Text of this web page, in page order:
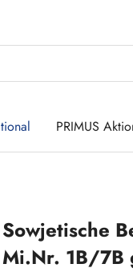
PRIMUS
Sowjetische
Mi.Nr. 1B/7B